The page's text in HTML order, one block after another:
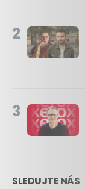
2
3
SLEDUJTE NÁS